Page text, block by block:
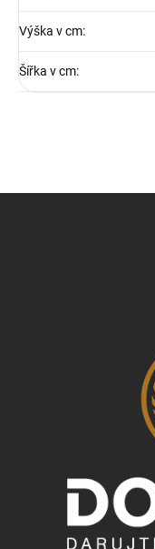
Výška v cm:
Šířka v cm: